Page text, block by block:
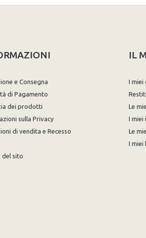
e Consegna
di Pagamento
dei prodotti
sulla Privacy
di vendita e Recesso
del sito
IL
I miei
Le
I miei
Le
I miei